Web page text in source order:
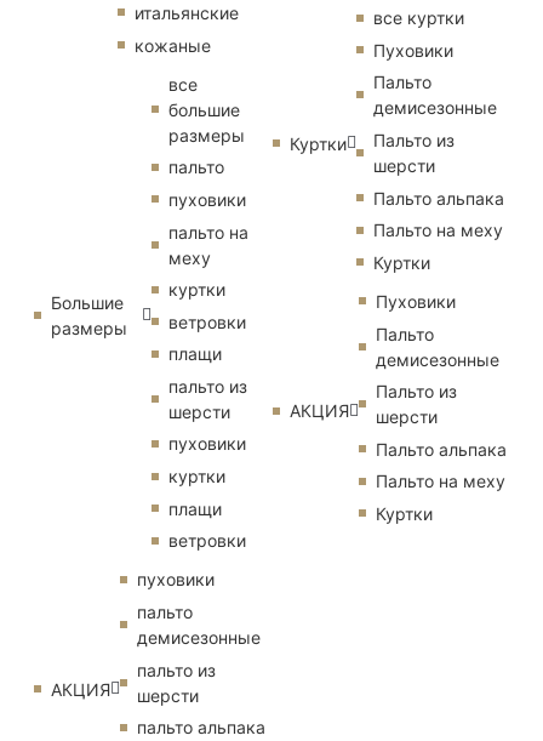
итальянские
кожаные
Большие
размеры
все
большие
размеры
пальто
пуховики
пальто на
меху
куртки
ветровки
плащи
пальто из
шерсти
пуховики
куртки
плащи
ветровки
АКЦИЯ
пуховики
пальто
демисезонные
пальто из
шерсти
пальто альпака
Куртки
все куртки
Пуховики
Пальто
демисезонные
Пальто из
шерсти
Пальто альпака
Пальто на меху
Куртки
АКЦИЯ
Пуховики
Пальто
демисезонные
Пальто из
шерсти
Пальто альпака
Пальто на меху
Куртки